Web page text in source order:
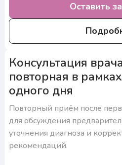
Оставить
Консультация
повторная в
одного дня
Повторный приём после
для обсуждения
уточнения диагноза и
рекомендаций.